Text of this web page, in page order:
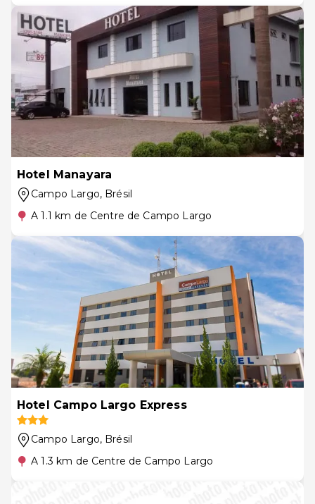
Hotel Manayara
Campo Largo, Brésil
A 1.1 km de Centre de Campo Largo
Hotel Campo Largo Express
Campo Largo, Brésil
A 1.3 km de Centre de Campo Largo